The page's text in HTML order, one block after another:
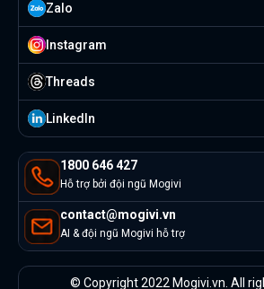
1800 646 427
Hỗ trợ bởi đội ngũ Mogivi
contact@mogivi.vn
AI & đội ngũ Mogivi hỗ trợ
Zalo
Instagram
Threads
Linkedln
© Copyright 2022 Mogivi.vn. All